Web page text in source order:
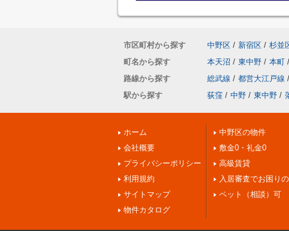
市区町村から探す 中野区 / 新宿区 / 杉並
町名から探す
本天沼 / 東中野 / 本町 /
路線から探す
総武線 / 都営大江戸線 /
駅から探す
荻窪 / 中野 / 東中野 /
ホーム
会社概要
プライバシーポリシー
利用規約
サイトマップ
物件カタログ
中野区の物件
敷金0・礼金0
高級賃貸
入居審査でお困り
ペット（相談）可